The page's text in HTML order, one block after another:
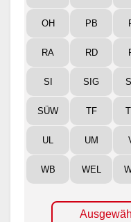
OH PB
RA RD
SI SIG
SÜW TF
UL UM
WB WEL